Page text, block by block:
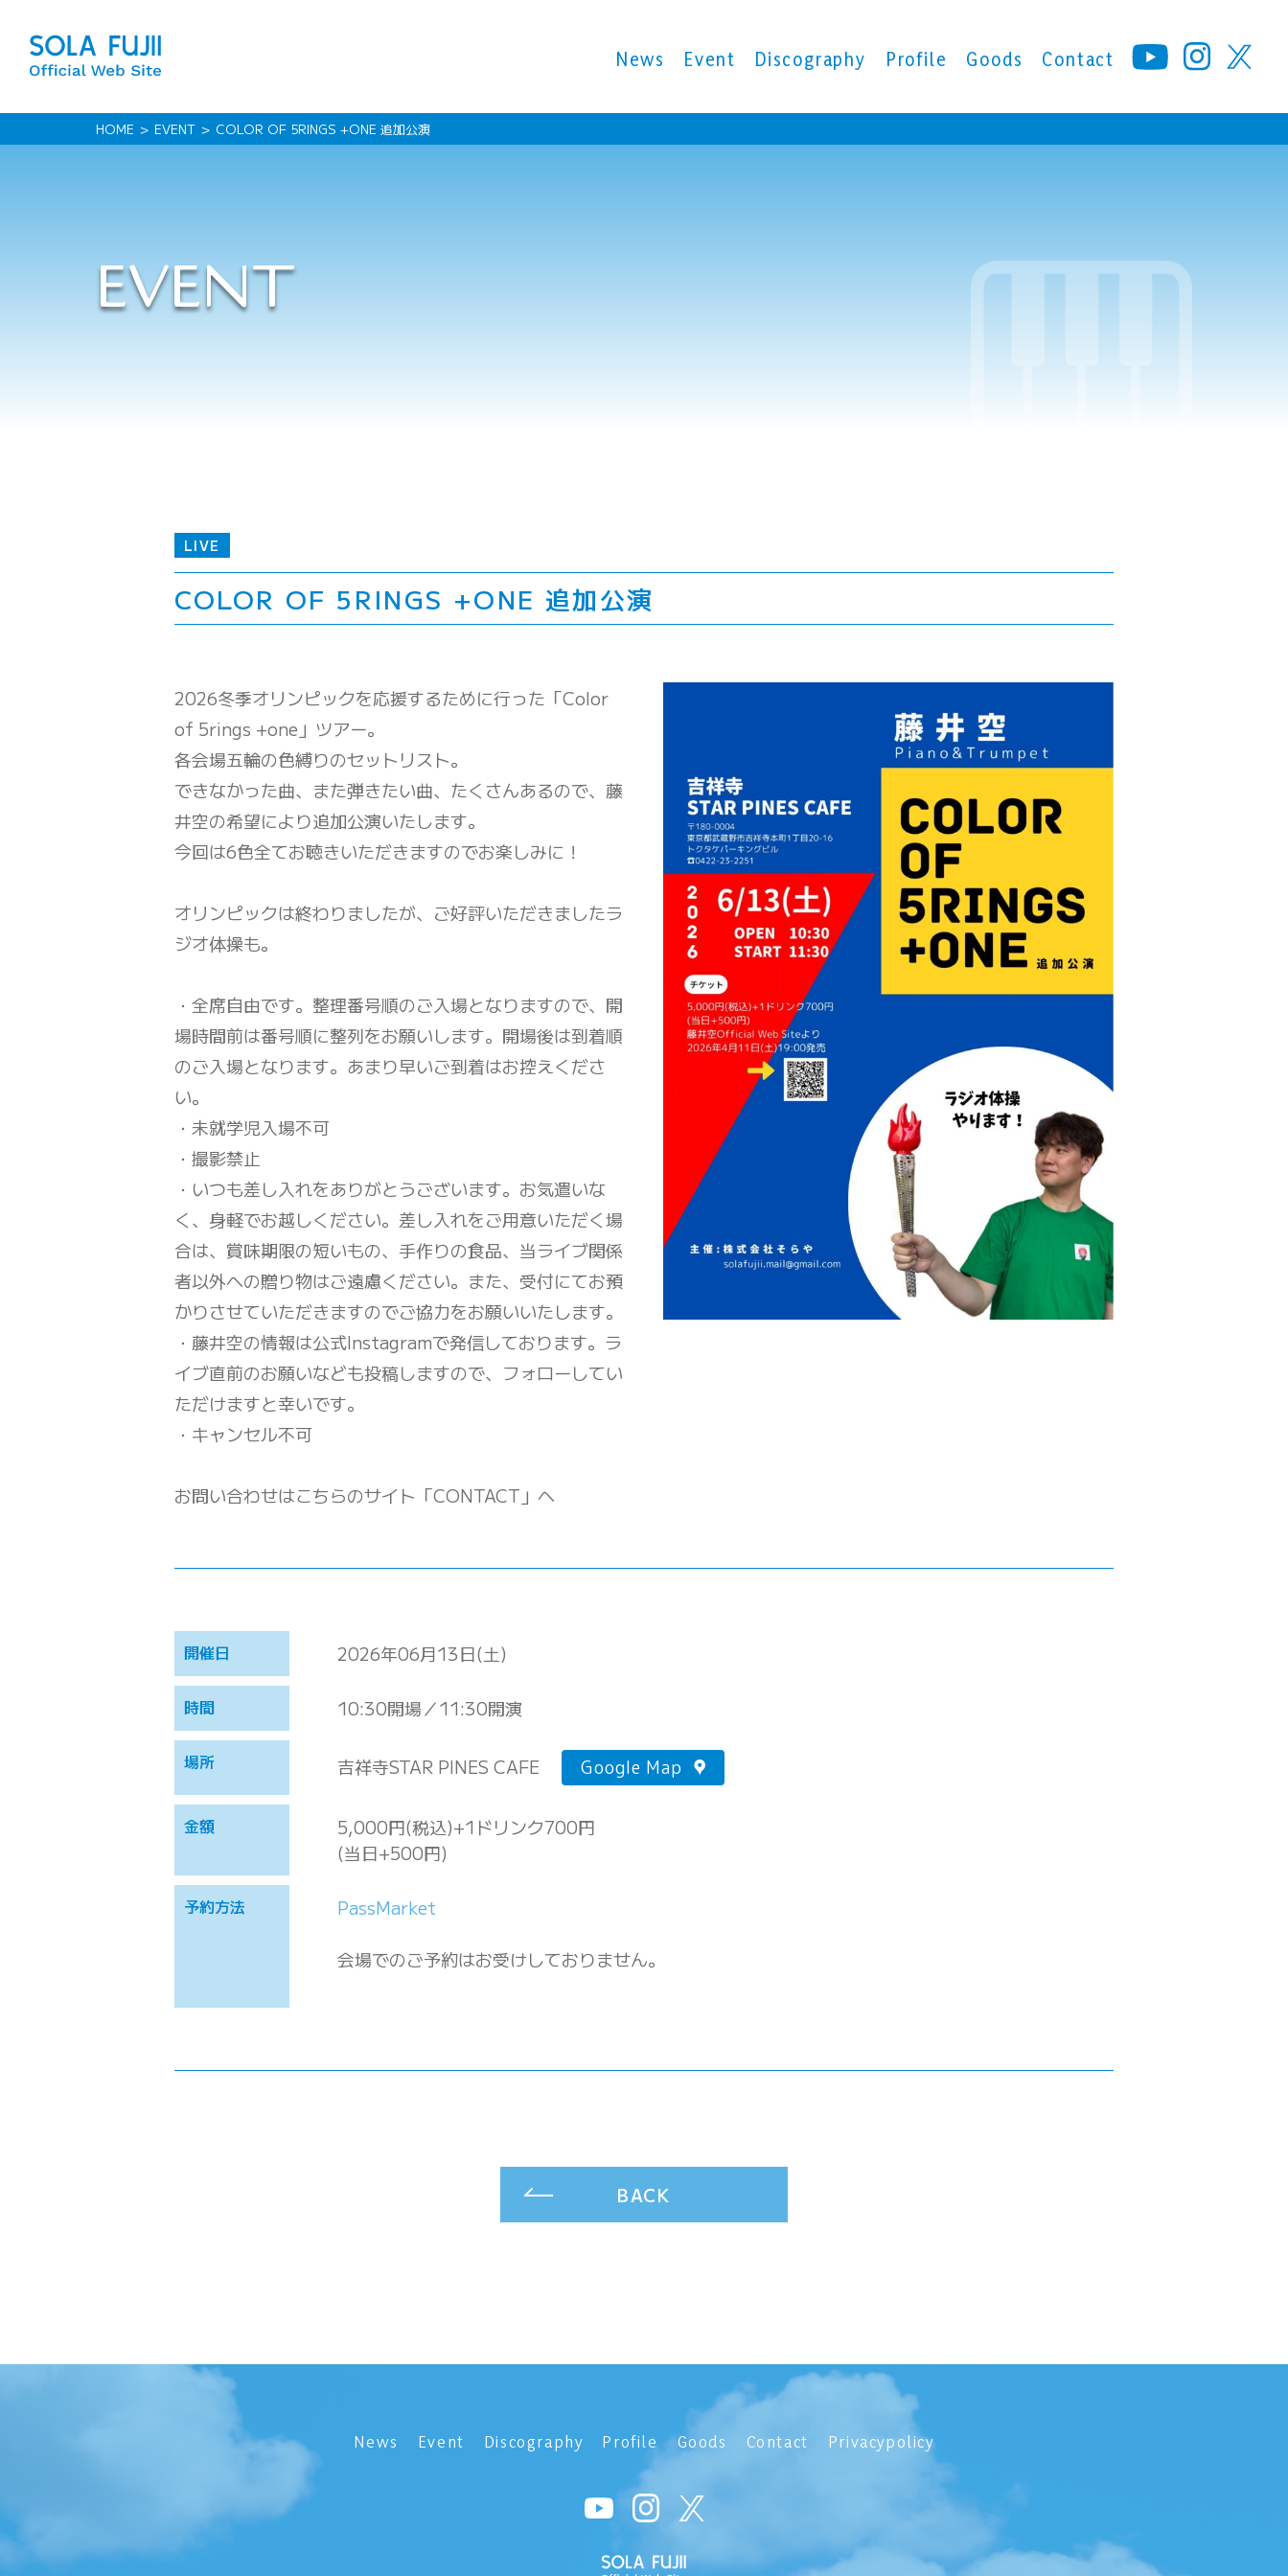
News Event Discography Profile Goods Contact
HOME EVENT COLOR OF 5RINGS +ONE 追加公演
EVENT
LIVE
COLOR OF 5RINGS +ONE 追加公演
2026冬季オリンピックを応援するために行った「Color
of 5rings +one」ツアー。
各会場五輪の色縛りのセットリスト。
できなかった曲、また弾きたい曲、たくさんあるので、藤
井空の希望により追加公演いたします。
今回は6色全てお聴きいただきますのでお楽しみに！
オリンピックは終わりましたが、ご好評いただきましたラ
ジオ体操も。
・全席自由です。整理番号順のご入場となりますので、開
場時間前は番号順に整列をお願いします。開場後は到着順
のご入場となります。あまり早いご到着はお控えくださ
い。
・未就学児入場不可
・撮影禁止
・いつも差し入れをありがとうございます。お気遣いな
く、身軽でお越しください。差し入れをご用意いただく場
合は、賞味期限の短いもの、手作りの食品、当ライブ関係
者以外への贈り物はご遠慮ください。また、受付にてお預
かりさせていただきますのでご協力をお願いいたします。
・藤井空の情報は公式Instagramで発信しております。ラ
イブ直前のお願いなども投稿しますので、フォローしてい
ただけますと幸いです。
・キャンセル不可
お問い合わせはこちらのサイト「CONTACT」へ
開催日 2026年06月13日(土)
時間 10:30開場／11:30開演
場所 吉祥寺STAR PINES CAFE Google Map
金額
5,000円(税込)+1ドリンク700円
(当日+500円)
予約方法 PassMarket
会場でのご予約はお受けしておりません。
BACK
News Event Discography Profile Goods Contact Privacypolicy